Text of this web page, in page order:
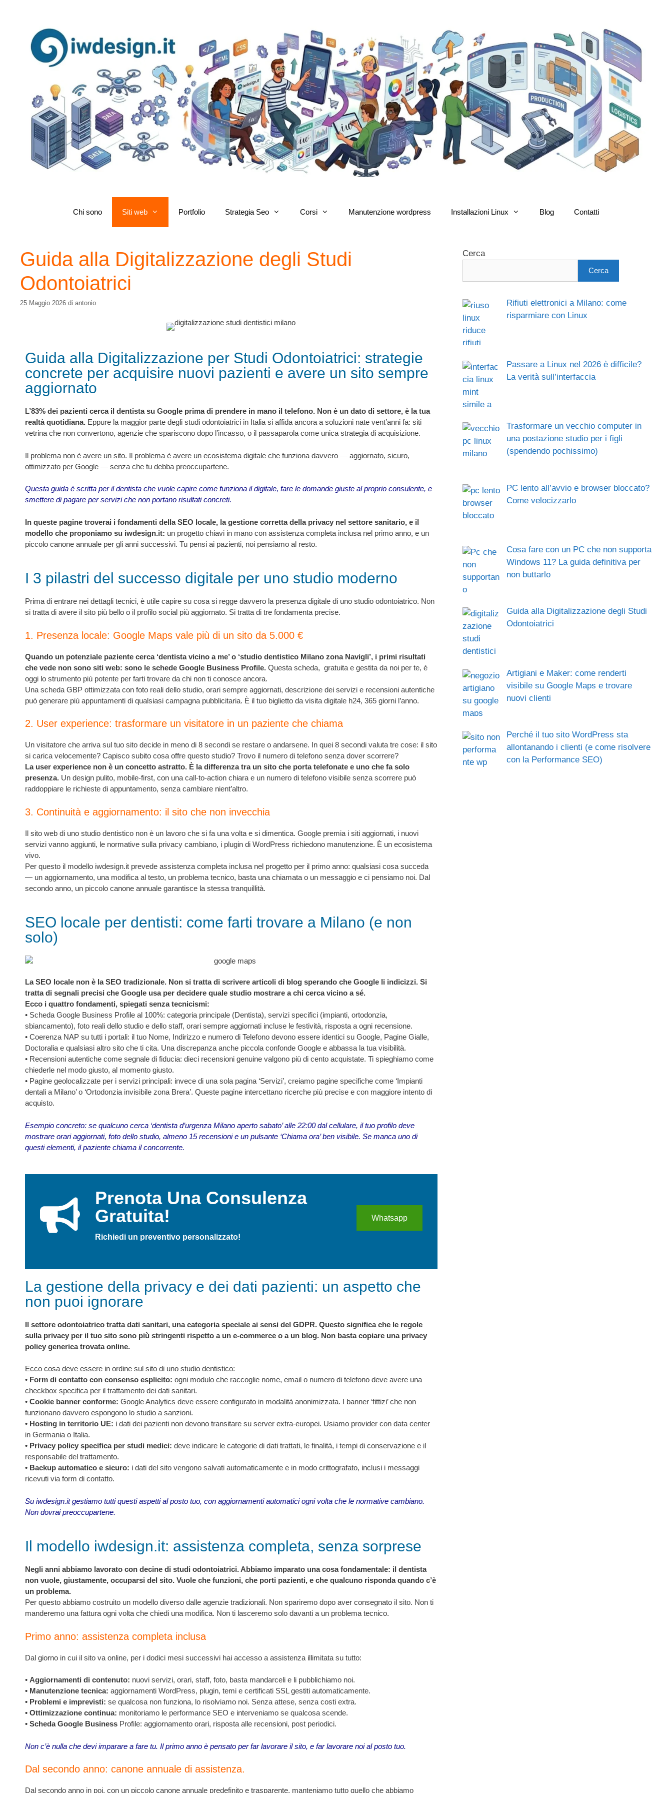
Chi sono Siti web Portfolio Strategia Seo Corsi Manutenzione wordpress Installazioni Linux Blog Contatti
Guida alla Digitalizzazione degli Studi
Odontoiatrici
25 Maggio 2026 di antonio
Guida alla Digitalizzazione per Studi Odontoiatrici: strategie
concrete per acquisire nuovi pazienti e avere un sito sempre
aggiornato
L’83% dei pazienti cerca il dentista su Google prima di prendere in mano il telefono. Non è un dato di settore, è la tua
realtà quotidiana. Eppure la maggior parte degli studi odontoiatrici in Italia si affida ancora a soluzioni nate vent’anni fa: siti
vetrina che non convertono, agenzie che spariscono dopo l’incasso, o il passaparola come unica strategia di acquisizione.
Il problema non è avere un sito. Il problema è avere un ecosistema digitale che funziona davvero — aggiornato, sicuro,
ottimizzato per Google — senza che tu debba preoccupartene.
Questa guida è scritta per il dentista che vuole capire come funziona il digitale, fare le domande giuste al proprio consulente, e
smettere di pagare per servizi che non portano risultati concreti.
In queste pagine troverai i fondamenti della SEO locale, la gestione corretta della privacy nel settore sanitario, e il
modello che proponiamo su iwdesign.it: un progetto chiavi in mano con assistenza completa inclusa nel primo anno, e un
piccolo canone annuale per gli anni successivi. Tu pensi ai pazienti, noi pensiamo al resto.
I 3 pilastri del successo digitale per uno studio moderno
Prima di entrare nei dettagli tecnici, è utile capire su cosa si regge davvero la presenza digitale di uno studio odontoiatrico. Non
si tratta di avere il sito più bello o il profilo social più aggiornato. Si tratta di tre fondamenta precise.
1. Presenza locale: Google Maps vale più di un sito da 5.000 €
Quando un potenziale paziente cerca ‘dentista vicino a me’ o ‘studio dentistico Milano zona Navigli’, i primi risultati
che vede non sono siti web: sono le schede Google Business Profile. Questa scheda, gratuita e gestita da noi per te, è
oggi lo strumento più potente per farti trovare da chi non ti conosce ancora.
Una scheda GBP ottimizzata con foto reali dello studio, orari sempre aggiornati, descrizione dei servizi e recensioni autentiche
può generare più appuntamenti di qualsiasi campagna pubblicitaria. È il tuo biglietto da visita digitale h24, 365 giorni l’anno.
2. User experience: trasformare un visitatore in un paziente che chiama
Un visitatore che arriva sul tuo sito decide in meno di 8 secondi se restare o andarsene. In quei 8 secondi valuta tre cose: il sito
si carica velocemente? Capisco subito cosa offre questo studio? Trovo il numero di telefono senza dover scorrere?
La user experience non è un concetto astratto. È la differenza tra un sito che porta telefonate e uno che fa solo
presenza. Un design pulito, mobile-first, con una call-to-action chiara e un numero di telefono visibile senza scorrere può
raddoppiare le richieste di appuntamento, senza cambiare nient’altro.
3. Continuità e aggiornamento: il sito che non invecchia
Il sito web di uno studio dentistico non è un lavoro che si fa una volta e si dimentica. Google premia i siti aggiornati, i nuovi
servizi vanno aggiunti, le normative sulla privacy cambiano, i plugin di WordPress richiedono manutenzione. È un ecosistema
vivo.
Per questo il modello iwdesign.it prevede assistenza completa inclusa nel progetto per il primo anno: qualsiasi cosa succeda
— un aggiornamento, una modifica al testo, un problema tecnico, basta una chiamata o un messaggio e ci pensiamo noi. Dal
secondo anno, un piccolo canone annuale garantisce la stessa tranquillità.
SEO locale per dentisti: come farti trovare a Milano (e non
solo)
La SEO locale non è la SEO tradizionale. Non si tratta di scrivere articoli di blog sperando che Google li indicizzi. Si
tratta di segnali precisi che Google usa per decidere quale studio mostrare a chi cerca vicino a sé.
Ecco i quattro fondamenti, spiegati senza tecnicismi:
• Scheda Google Business Profile al 100%: categoria principale (Dentista), servizi specifici (impianti, ortodonzia,
sbiancamento), foto reali dello studio e dello staff, orari sempre aggiornati incluse le festività, risposta a ogni recensione.
• Coerenza NAP su tutti i portali: il tuo Nome, Indirizzo e numero di Telefono devono essere identici su Google, Pagine Gialle,
Doctoralia e qualsiasi altro sito che ti cita. Una discrepanza anche piccola confonde Google e abbassa la tua visibilità.
• Recensioni autentiche come segnale di fiducia: dieci recensioni genuine valgono più di cento acquistate. Ti spieghiamo come
chiederle nel modo giusto, al momento giusto.
• Pagine geolocalizzate per i servizi principali: invece di una sola pagina ‘Servizi’, creiamo pagine specifiche come ‘Impianti
dentali a Milano’ o ‘Ortodonzia invisibile zona Brera’. Queste pagine intercettano ricerche più precise e con maggiore intento di
acquisto.
Esempio concreto: se qualcuno cerca ‘dentista d’urgenza Milano aperto sabato’ alle 22:00 dal cellulare, il tuo profilo deve
mostrare orari aggiornati, foto dello studio, almeno 15 recensioni e un pulsante ‘Chiama ora’ ben visibile. Se manca uno di
questi elementi, il paziente chiama il concorrente.
Prenota Una Consulenza
Gratuita!
Richiedi un preventivo personalizzato!
Whatsapp
La gestione della privacy e dei dati pazienti: un aspetto che
non puoi ignorare
Il settore odontoiatrico tratta dati sanitari, una categoria speciale ai sensi del GDPR. Questo significa che le regole
sulla privacy per il tuo sito sono più stringenti rispetto a un e-commerce o a un blog. Non basta copiare una privacy
policy generica trovata online.
Ecco cosa deve essere in ordine sul sito di uno studio dentistico:
• Form di contatto con consenso esplicito: ogni modulo che raccoglie nome, email o numero di telefono deve avere una
checkbox specifica per il trattamento dei dati sanitari.
• Cookie banner conforme: Google Analytics deve essere configurato in modalità anonimizzata. I banner ‘fittizi’ che non
funzionano davvero espongono lo studio a sanzioni.
• Hosting in territorio UE: i dati dei pazienti non devono transitare su server extra-europei. Usiamo provider con data center
in Germania o Italia.
• Privacy policy specifica per studi medici: deve indicare le categorie di dati trattati, le finalità, i tempi di conservazione e il
responsabile del trattamento.
• Backup automatico e sicuro: i dati del sito vengono salvati automaticamente e in modo crittografato, inclusi i messaggi
ricevuti via form di contatto.
Su iwdesign.it gestiamo tutti questi aspetti al posto tuo, con aggiornamenti automatici ogni volta che le normative cambiano.
Non dovrai preoccupartene.
Il modello iwdesign.it: assistenza completa, senza sorprese
Negli anni abbiamo lavorato con decine di studi odontoiatrici. Abbiamo imparato una cosa fondamentale: il dentista
non vuole, giustamente, occuparsi del sito. Vuole che funzioni, che porti pazienti, e che qualcuno risponda quando c’è
un problema.
Per questo abbiamo costruito un modello diverso dalle agenzie tradizionali. Non spariremo dopo aver consegnato il sito. Non ti
manderemo una fattura ogni volta che chiedi una modifica. Non ti lasceremo solo davanti a un problema tecnico.
Primo anno: assistenza completa inclusa
Dal giorno in cui il sito va online, per i dodici mesi successivi hai accesso a assistenza illimitata su tutto:
• Aggiornamenti di contenuto: nuovi servizi, orari, staff, foto, basta mandarceli e li pubblichiamo noi.
• Manutenzione tecnica: aggiornamenti WordPress, plugin, temi e certificati SSL gestiti automaticamente.
• Problemi e imprevisti: se qualcosa non funziona, lo risolviamo noi. Senza attese, senza costi extra.
• Ottimizzazione continua: monitoriamo le performance SEO e interveniamo se qualcosa scende.
• Scheda Google Business Profile: aggiornamento orari, risposta alle recensioni, post periodici.
Non c’è nulla che devi imparare a fare tu. Il primo anno è pensato per far lavorare il sito, e far lavorare noi al posto tuo.
Dal secondo anno: canone annuale di assistenza.
Dal secondo anno in poi, con un piccolo canone annuale predefinito e trasparente, manteniamo tutto quello che abbiamo
Cerca
Cerca
Rifiuti elettronici a Milano: come
risparmiare con Linux
Passare a Linux nel 2026 è difficile?
La verità sull’interfaccia
Trasformare un vecchio computer in
una postazione studio per i figli
(spendendo pochissimo)
PC lento all’avvio e browser bloccato?
Come velocizzarlo
Cosa fare con un PC che non supporta
Windows 11? La guida definitiva per
non buttarlo
Guida alla Digitalizzazione degli Studi
Odontoiatrici
Artigiani e Maker: come renderti
visibile su Google Maps e trovare
nuovi clienti
Perché il tuo sito WordPress sta
allontanando i clienti (e come risolvere
con la Performance SEO)